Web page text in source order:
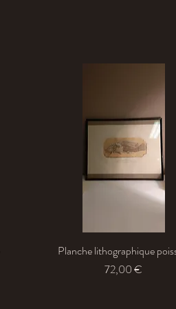
Aperçu rapide
Planche lithographique
Prix
72,00 €